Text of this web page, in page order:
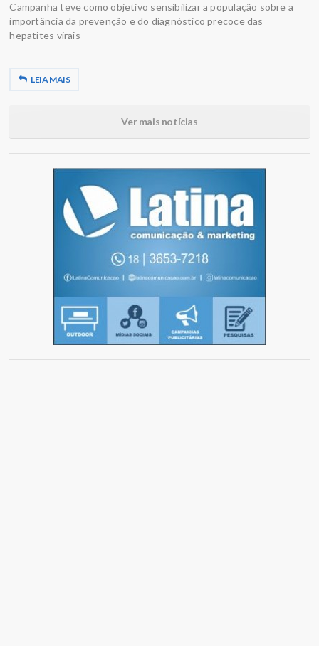
Campanha teve como objetivo sensibilizar a população sobre a
importância da prevenção e do diagnóstico precoce das
hepatites virais
LEIA MAIS
Ver mais notícias